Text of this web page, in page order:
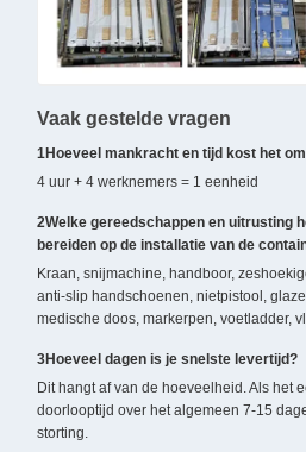
Vaak gestelde vragen
1Hoeveel mankracht en tijd kost het
4 uur + 4 werknemers = 1 eenheid
2Welke gereedschappen en uitrusting
bereiden op de installatie van de
Kraan, snijmachine, handboor,
anti-slip handschoenen, nietpistool,
medische doos, markerpen, voetladder,
3Hoeveel dagen is je snelste levertijd?
Dit hangt af van de hoeveelheid. Als het
doorlooptijd over het algemeen 7-15
storting.